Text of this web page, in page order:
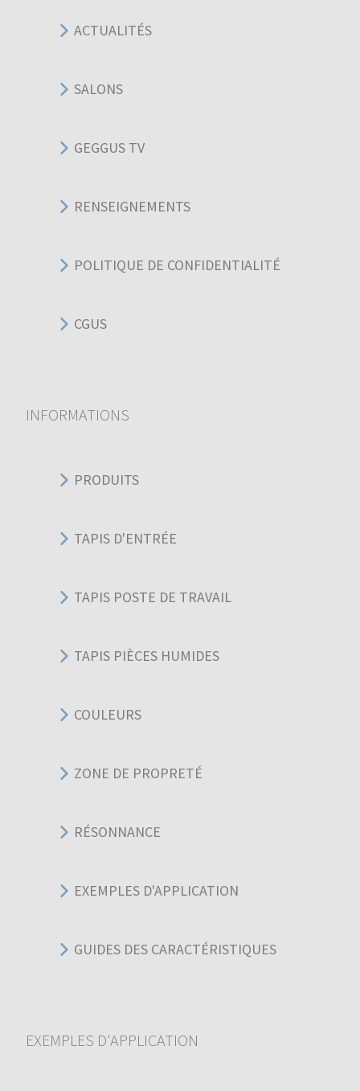
ACTUALITÉS
SALONS
GEGGUS TV
RENSEIGNEMENTS
POLITIQUE DE CONFIDENTIALITÉ
CGUS
INFORMATIONS
PRODUITS
TAPIS D'ENTRÉE
TAPIS POSTE DE TRAVAIL
TAPIS PIÈCES HUMIDES
COULEURS
ZONE DE PROPRETÉ
RÉSONNANCE
EXEMPLES D'APPLICATION
GUIDES DES CARACTÉRISTIQUES
EXEMPLES D'APPLICATION